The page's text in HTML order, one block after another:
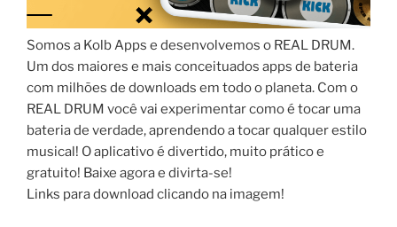
Somos a Kolb Apps e desenvolvemos o REAL DRUM.
Um dos maiores e mais conceituados apps de bateria
com milhões de downloads em todo o planeta. Com o
REAL DRUM você vai experimentar como é tocar uma
bateria de verdade, aprendendo a tocar qualquer estilo
musical! O aplicativo é divertido, muito prático e
gratuito! Baixe agora e divirta-se!
Links para download clicando na imagem!